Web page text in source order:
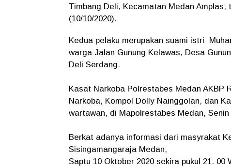
Timbang Deli, Kecamatan Medan
(10/10/2020).
Kedua pelaku merupakan suami istri
warga Jalan Gunung Kelawas, Desa
Deli Serdang.
Kasat Narkoba Polrestabes Medan AKBP
Narkoba, Kompol Dolly Nainggolan, dan
wartawan, di Mapolrestabes Medan, Senin
Berkat adanya informasi dari masyrakat
Sisingamangaraja Medan,
Saptu 10 Oktober 2020 sekira pukul 21. 00